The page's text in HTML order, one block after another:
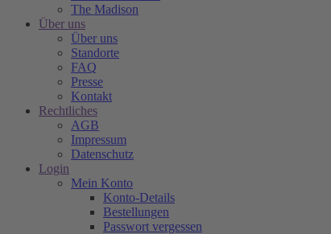
The Madison
Über uns
Über uns
Standorte
FAQ
Presse
Kontakt
Rechtliches
AGB
Impressum
Datenschutz
Login
Mein Konto
Konto-Details
Bestellungen
Passwort vergessen